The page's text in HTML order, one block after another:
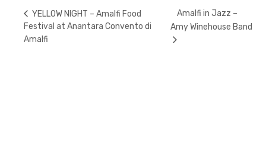
YELLOW NIGHT – Amalfi Food
Festival at Anantara Convento di
Amalfi
Amalfi in Jazz –
Amy Winehouse Band